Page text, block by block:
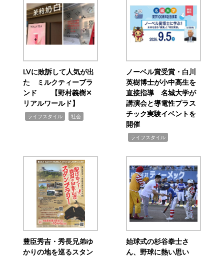
LVに敗訴して人気が出
た ミルクティーブラ
ンド 【野村義樹✕
リアルワールド】
ライフスタイル 社会
ノーベル賞受賞・白川
英樹博士が小中高生を
直接指導 名城大学が
講演会と導電性プラス
チック実験イベントを
開催
ライフスタイル
豊臣秀吉・秀長兄弟ゆ
かりの地を巡るスタン
始球式の杉谷拳士さ
ん、野球に熱い思い